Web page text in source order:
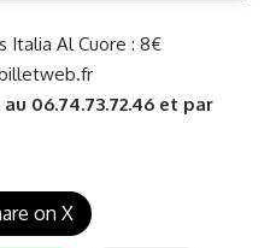
Italia Al Cuore : 8€
06.74.73.72.46 et par
on X